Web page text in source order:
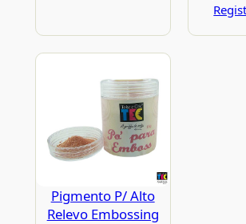
Pigmento P/ Alto
Relevo Embossing